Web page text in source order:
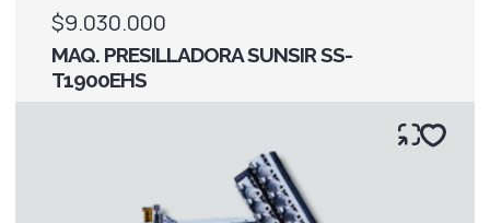
$9.030.000
MAQ. PRESILLADORA SUNSIR SS-
T1900EHS